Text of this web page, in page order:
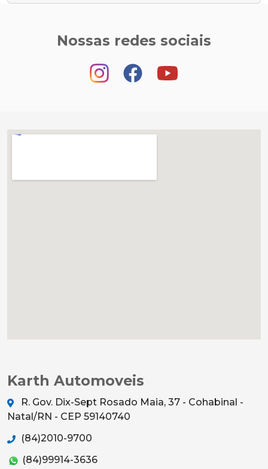
Nossas redes sociais
Karth Automoveis
R. Gov. Dix-Sept Rosado Maia, 37 - Cohabinal -
Natal/RN - CEP 59140740
(84)2010-9700
(84)99914-3636